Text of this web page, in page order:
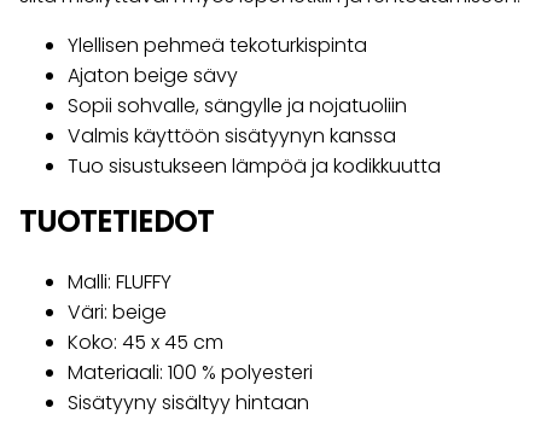
Ylellisen pehmeä tekoturkispinta
Ajaton beige sävy
Sopii sohvalle, sängylle ja nojatuoliin
Valmis käyttöön sisätyynyn kanssa
Tuo sisustukseen lämpöä ja kodikkuutta
TUOTETIEDOT
Malli: FLUFFY
Väri: beige
Koko: 45 x 45 cm
Materiaali: 100 % polyesteri
Sisätyyny sisältyy hintaan